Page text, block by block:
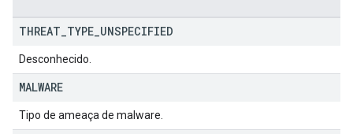
THREAT TYPE UNSPECIFIED
Desconhecido.
MALWARE
Tipo de ameaça de malware.